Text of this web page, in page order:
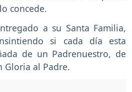
concede.
a su Santa Familia,
si cada día esta
de un Padrenuestro, de
Gloria al Padre.